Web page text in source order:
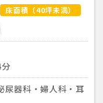
床面積（40坪未満）
尿器科・婦人科・耳